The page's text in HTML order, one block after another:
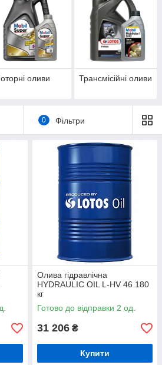
оливи Трансмісійні оливи
0 Фільтри
Олива гідравлічна
HYDRAULIC OIL L-HV 46 180
кг
Готово до відправки 2 од.
31 206 ₴
Купити